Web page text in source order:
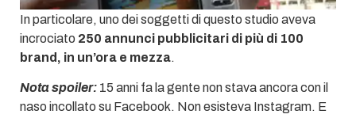
In particolare, uno dei soggetti di questo studio aveva
incrociato 250 annunci pubblicitari di più di 100
brand, in un’ora e mezza.
Nota spoiler: 15 anni fa la gente non stava ancora con il
naso incollato su Facebook. Non esisteva Instagram. E